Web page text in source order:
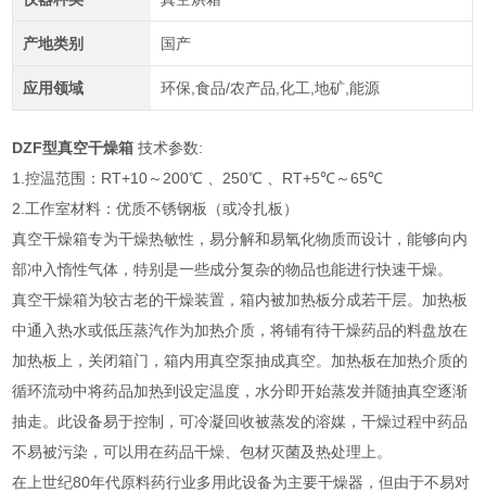
产地类别 国产
应用领域 环保,食品/农产品,化工,地矿,能源
DZF型真空干燥箱技术参数:
1.控温范围：RT+10～200℃ 、250℃ 、RT+5℃～65℃
2.工作室材料：优质不锈钢板（或冷扎板）
真空干燥箱专为干燥热敏性，易分解和易氧化物质而设计，能够向内
部冲入惰性气体，特别是一些成分复杂的物品也能进行快速干燥。
真空干燥箱为较古老的干燥装置，箱内被加热板分成若干层。加热板
中通入热水或低压蒸汽作为加热介质，将铺有待干燥药品的料盘放在
加热板上，关闭箱门，箱内用真空泵抽成真空。加热板在加热介质的
循环流动中将药品加热到设定温度，水分即开始蒸发并随抽真空逐渐
抽走。此设备易于控制，可冷凝回收被蒸发的溶媒，干燥过程中药品
不易被污染，可以用在药品干燥、包材灭菌及热处理上。
在上世纪80年代原料药行业多用此设备为主要干燥器，但由于不易对